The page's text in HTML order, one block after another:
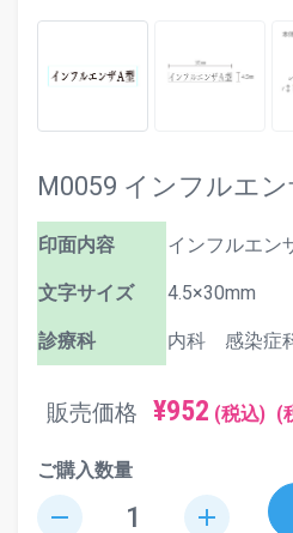
M0059 インフルエ
印面内容 インフルエン
文字サイズ 4.5×30mm
診療科 内科 感染
販売価格 ¥952 (税込) (
ご購入数量
remove add